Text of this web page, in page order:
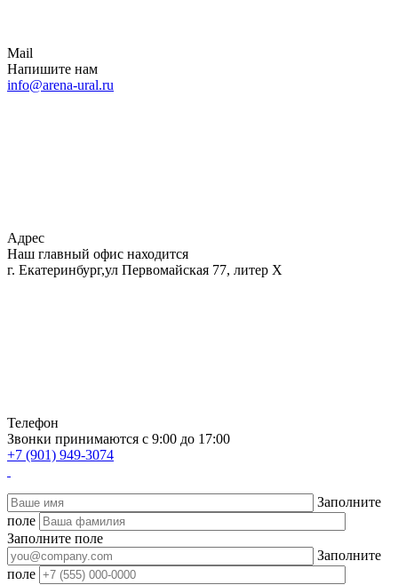
Mail
Напишите нам
info@arena-ural.ru
Адрес
Наш главный офис находится
г. Екатеринбург,ул Первомайская 77, литер Х
Телефон
Звонки принимаются с 9:00 до 17:00
+7 (901) 949-3074
Заполните
поле
Заполните поле
Заполните
поле